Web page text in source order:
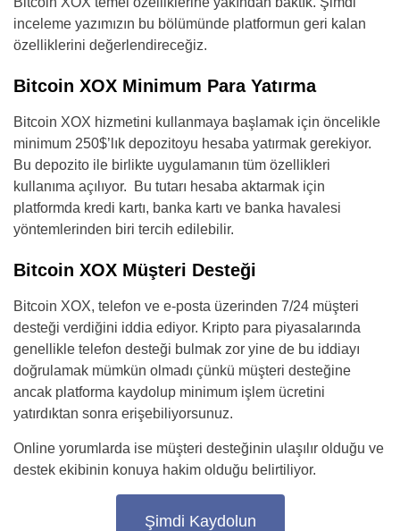
inceleme yazımızın bu bölümünde platformun geri kalan
özelliklerini değerlendireceğiz.
Bitcoin XOX Minimum Para Yatırma
Bitcoin XOX hizmetini kullanmaya başlamak için öncelikle
minimum 250$’lık depozitoyu hesaba yatırmak gerekiyor.
Bu depozito ile birlikte uygulamanın tüm özellikleri
kullanıma açılıyor. Bu tutarı hesaba aktarmak için
platformda kredi kartı, banka kartı ve banka havalesi
yöntemlerinden biri tercih edilebilir.
Bitcoin XOX Müşteri Desteği
Bitcoin XOX, telefon ve e-posta üzerinden 7/24 müşteri
desteği verdiğini iddia ediyor. Kripto para piyasalarında
genellikle telefon desteği bulmak zor yine de bu iddiayı
doğrulamak mümkün olmadı çünkü müşteri desteğine
ancak platforma kaydolup minimum işlem ücretini
yatırdıktan sonra erişebiliyorsunuz.
Online yorumlarda ise müşteri desteğinin ulaşılır olduğu ve
destek ekibinin konuya hakim olduğu belirtiliyor.
Şimdi Kaydolun